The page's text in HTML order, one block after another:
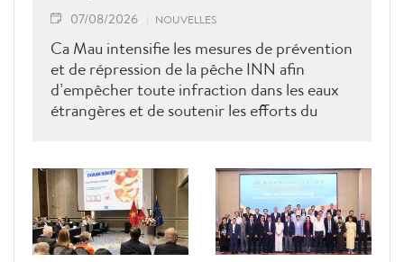
07/08/2026 NOUVELLES
Ca Mau intensifie les mesures de prévention
et de répression de la pêche INN afin
d’empêcher toute infraction dans les eaux
étrangères et de soutenir les efforts du